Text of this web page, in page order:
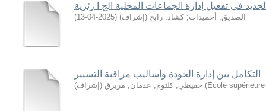
في تفعيل إدارة الجماعات المحلية الج ا زئرية
الصديق, أحميدات; كشاد, رابح (إشراف) (
2025-04-13
)
التكامل بين إدارة الجودة وأساليب مراقبة التسيير
حفيظي, كلثوم; عدمان, مريزق (إشراف) (Ecole